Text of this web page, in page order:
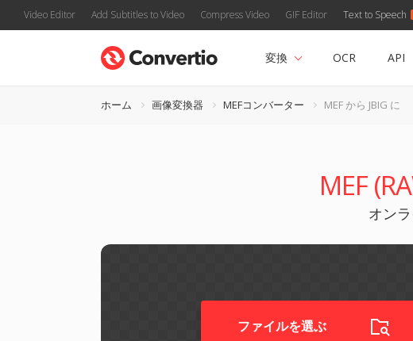
Video Editor Add Subtitles to Video Compress Video GIF Editor Text to Speech
変換 OCR API
ホーム 画像変換器 MEFコンバーター MEF から JBIG に
MEF
オン
ファイルを選ぶ